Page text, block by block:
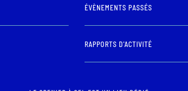
ÉVÈNEMENTS PASSÉS
RAPPORTS D'ACTIVITÉ